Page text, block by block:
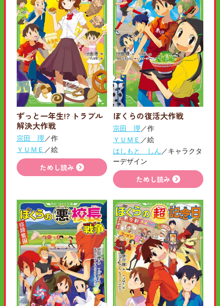
ずっと一年生!? トラブル
解決大作戦
宗田 理 ／作
ＹＵＭＥ ／絵
ためし読み
ぼくらの復活大作戦
宗田 理 ／作
ＹＵＭＥ ／絵
はしもと しん ／キャラクタ
ーデザイン
ためし読み